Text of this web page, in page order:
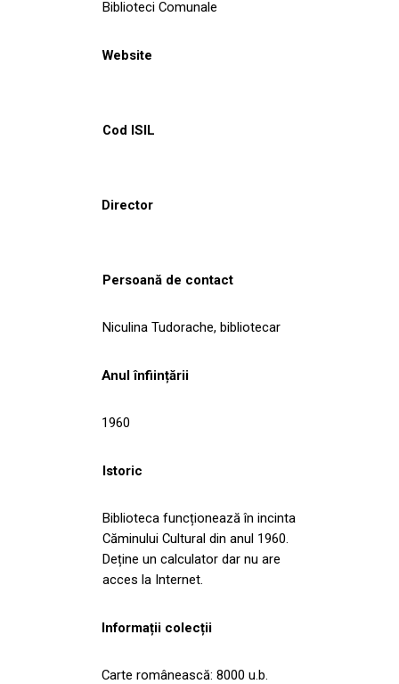
Biblioteci Comunale
Website
Cod ISIL
Director
Persoană de contact
Niculina Tudorache, bibliotecar
Anul înființării
1960
Istoric
Biblioteca funcționează în incinta
Căminului Cultural din anul 1960.
Deține un calculator dar nu are
acces la Internet.
Informații colecții
Carte românească: 8000 u.b.